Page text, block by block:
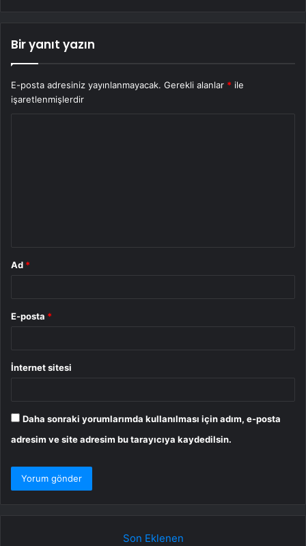
Bir yanıt yazın
E-posta adresiniz yayınlanmayacak. Gerekli alanlar * ile
işaretlenmişlerdir
Ad *
E-posta *
İnternet sitesi
Daha sonraki yorumlarımda kullanılması için adım, e-posta
adresim ve site adresim bu tarayıcıya kaydedilsin.
Son Eklenen